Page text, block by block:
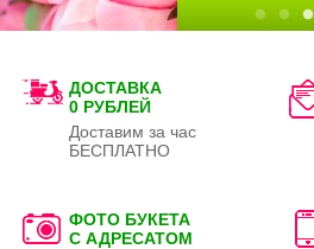
ДОСТАВКА
0 РУБЛЕЙ
Доставим за час
БЕСПЛАТНО
ФОТО БУКЕТА
С АДРЕСАТОМ